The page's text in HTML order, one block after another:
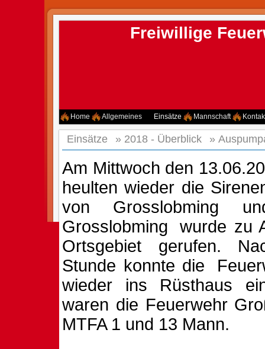
Freiwillige
Home Allgemeines Einsätze Mannschaft
Einsätze » 2018 - Überblick »
Am Mittwoch den
heulten wieder die
von
Grosslobming
Grosslobming
wurde zu
Ortsgebiet gerufen.
Stunde konnte die
wieder ins Rüsthaus
waren die Feuerwehr
MTFA 1 und 13 Mann.